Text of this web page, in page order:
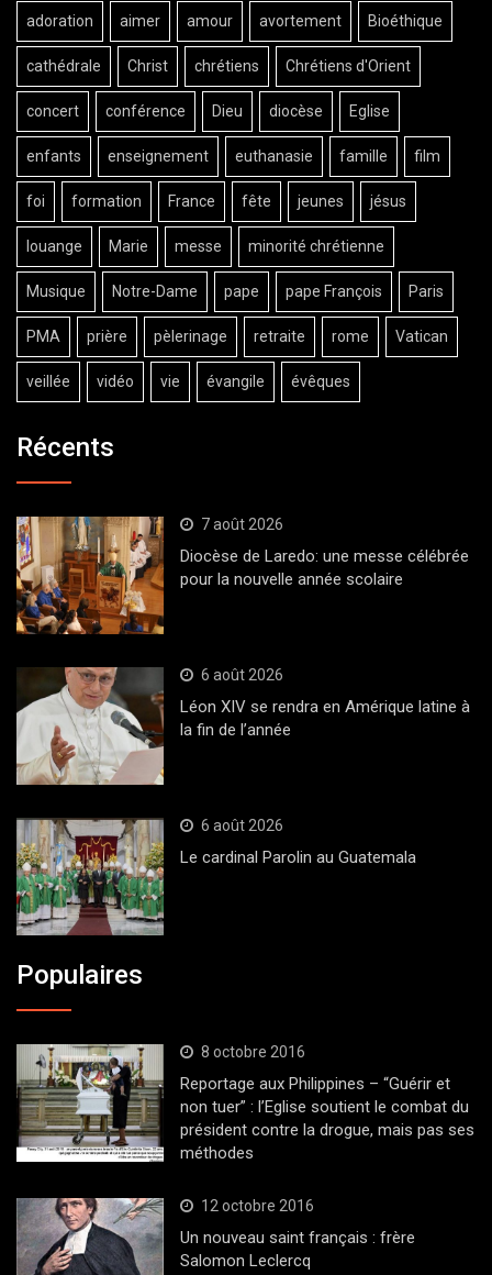
adoration aimer amour avortement Bioéthique
cathédrale Christ chrétiens Chrétiens d'Orient
concert conférence Dieu diocèse Eglise
enfants enseignement euthanasie famille film
foi formation France fête jeunes jésus
louange Marie messe minorité chrétienne
Musique Notre-Dame pape pape François Paris
PMA prière pèlerinage retraite rome Vatican
veillée vidéo vie évangile évêques
Récents
7 août 2026
Diocèse de Laredo: une messe célébrée
pour la nouvelle année scolaire
6 août 2026
Léon XIV se rendra en Amérique latine à
la fin de l’année
6 août 2026
Le cardinal Parolin au Guatemala
Populaires
8 octobre 2016
Reportage aux Philippines – “Guérir et
non tuer” : l’Eglise soutient le combat du
président contre la drogue, mais pas ses
méthodes
12 octobre 2016
Un nouveau saint français : frère
Salomon Leclercq